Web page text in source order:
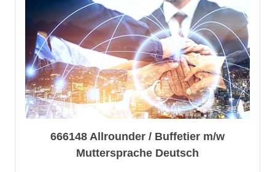
666148 Allrounder / Buffetier m/w
Muttersprache Deutsch